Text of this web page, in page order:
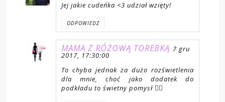
Jej jakie cudeńka <3 udział wzięty!
ODPOWIEDZ
MAMA Z RÓŻOWĄ TOREBKĄ 7 gru
2017, 17:30:00
To chyba jednak za dużo rozświetlenia
dla mnie, choć jako dodatek do
podkładu to świetny pomysł 👌🏻